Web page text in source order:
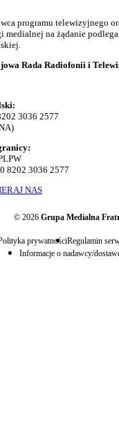
programu telewizyjnego
medialnej na żądanie
Rada Radiofonii i
3036 2577
8202 3036 2577
NAS
© 2026 Grupa Medialna
prywatnościRegulamin
Informacje o nadawcy/